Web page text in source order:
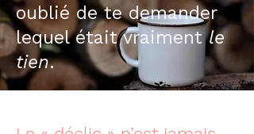
oublié de te demander
lequel était vraimentle
tien.